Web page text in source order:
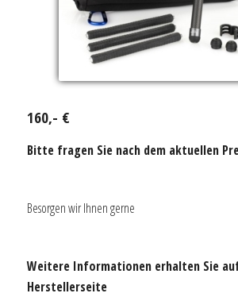
160,- €
Bitte fragen Sie nach dem aktuellen
Besorgen wir Ihnen gerne
Weitere Informationen erhalten Sie
Herstellerseite